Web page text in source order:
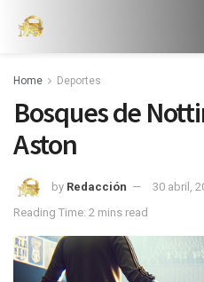
Home Deportes
Bosques de
Aston
by Redacción
30 abril,
Reading Time: 2 mins read